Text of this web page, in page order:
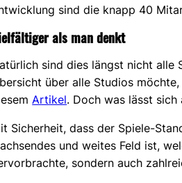
sind die knapp 40
als man denkt
sind dies längst nicht alle
über alle Studios
Artikel. Doch was lässt sich
Sicherheit, dass der Spiele-
und weites Feld ist,
sondern auch